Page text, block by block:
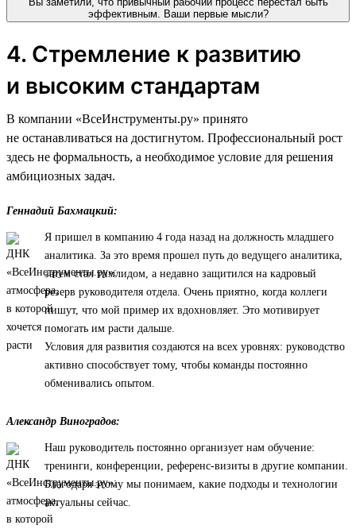
эффективным. Ваши первые мысли?
4. Стремление к развитию
и высоким стандартам
В компании «ВсеИнструменты.ру» принято
не останавливаться на достигнутом. Профессиональный рост
здесь не формальность, а необходимое условие для решения
амбициозных задач.
Геннадий Бахмацкий:
Я пришел в компанию 4 года назад на должность младшего
аналитика. За это время прошел путь до ведущего аналитика,
затем стал тимлидом, а недавно защитился на кадровый
резерв руководителя отдела. Очень приятно, когда коллеги
пишут, что мой пример их вдохновляет. Это мотивирует
помогать им расти дальше.
Условия для развития создаются на всех уровнях: руководство
активно способствует тому, чтобы команды постоянно
обменивались опытом.
Александр Виноградов:
Наш руководитель постоянно организует нам обучение:
тренинги, конференции, референс-визиты в другие компании.
Благодаря этому мы понимаем, какие подходы и технологии
актуальны сейчас.